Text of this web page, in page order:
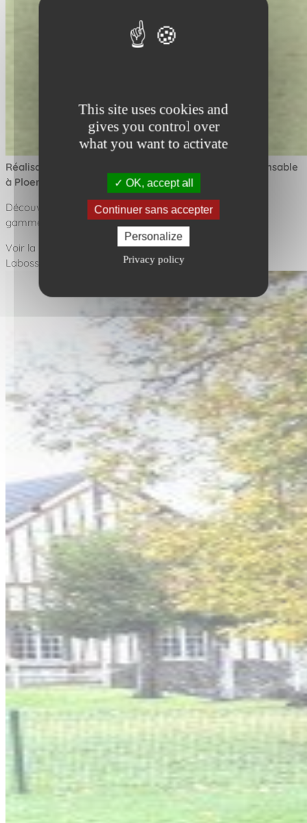
This site uses cookies and
gives you control over
what you want to activate
OK, accept all
Continuer sans accepter
Personalize
Privacy policy
Réalisation : Installation d'une aire de jeux éco-responsable
à Ploemeur (56)
Découvrez la nouvelle structure "Cabane Cachée" de la
gamme MKC au centre de loisirs Paul…
Voir la réalisation
Labosse (60)